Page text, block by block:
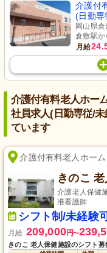
介護付
(日勤専
岡山県倉
倉敷駅
月給
介護付有料老人ホー
社員求人(日勤専従/
ています
介護付有料老人ホー
きのこ
介護老人保健
准看護師
シフト制/未経験
月給 209,000円〜
きのこ 老人保健施設のシフト募